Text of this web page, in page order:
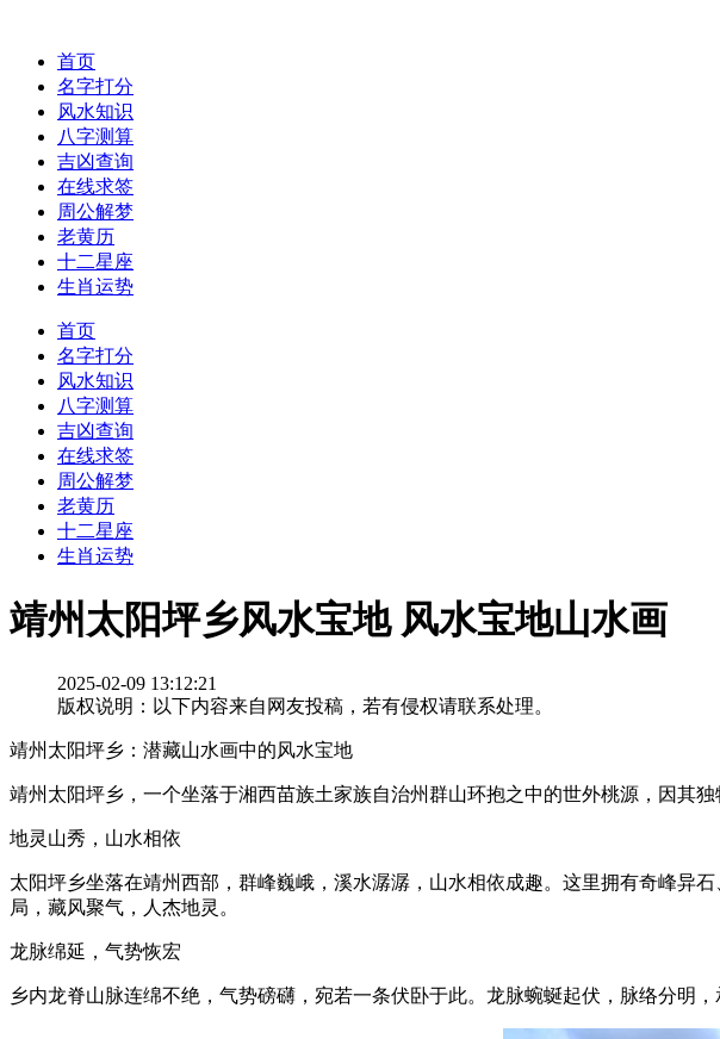
首页
名字打分
风水知识
八字测算
吉凶查询
在线求签
周公解梦
老黄历
十二星座
生肖运势
首页
名字打分
风水知识
八字测算
吉凶查询
在线求签
周公解梦
老黄历
十二星座
生肖运势
靖州太阳坪乡风水宝地 风水宝地山水画
2025-02-09 13:12:21
版权说明：以下内容来自网友投稿，若有侵权请联系处理。
靖州太阳坪乡：潜藏山水画中的风水宝地
靖州太阳坪乡，一个坐落于湘西苗族土家族自治州群山环抱之中的世外桃源，因其
地灵山秀，山水相依
太阳坪乡坐落在靖州西部，群峰巍峨，溪水潺潺，山水相依成趣。这里拥有奇峰异
局，藏风聚气，人杰地灵。
龙脉绵延，气势恢宏
乡内龙脊山脉连绵不绝，气势磅礴，宛若一条伏卧于此。龙脉蜿蜒起伏，脉络分明